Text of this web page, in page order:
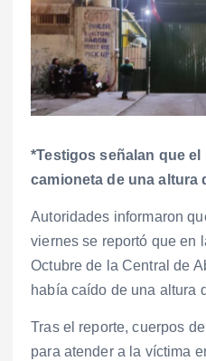
*Testigos señalan que
camioneta de una altura
Autoridades informaron
viernes se reportó que en
Octubre de la Central de
había caído de una altura
Tras el reporte, cuerpos
para atender a la víctima